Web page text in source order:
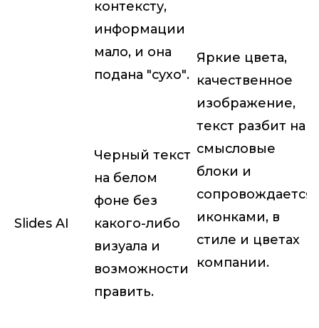
Яркие цвета,
качественное
изображение,
текст разбит на
смысловые
блоки и
сопровождается
иконками, в
стиле и цветах
компании.
контексту,
информации
мало, и она
подана "сухо".
Slides AI
Черный текст
на белом
фоне без
какого-либо
визуала и
возможности
править.